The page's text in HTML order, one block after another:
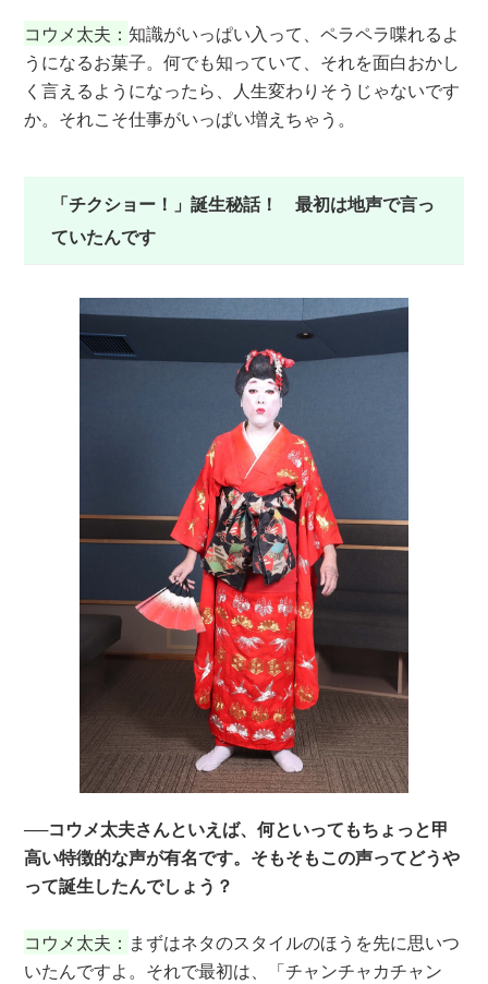
コウメ太夫：知識がいっぱい入って、ペラペラ喋れるよ
うになるお菓子。何でも知っていて、それを面白おかし
く言えるようになったら、人生変わりそうじゃないです
か。それこそ仕事がいっぱい増えちゃう。
「チクショー！」誕生秘話！ 最初は地声で言っ
ていたんです
──コウメ太夫さんといえば、何といってもちょっと甲
高い特徴的な声が有名です。そもそもこの声ってどうや
って誕生したんでしょう？
コウメ太夫： まずはネタのスタイルのほうを先に思いつ
いたんですよ。それで最初は、「チャンチャカチャン